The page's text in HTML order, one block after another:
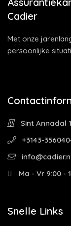
Cadier
Met onze
persoonlijke
Sint Annadal
+3143-
Ma - Vr 9:00 -
Snelle Links